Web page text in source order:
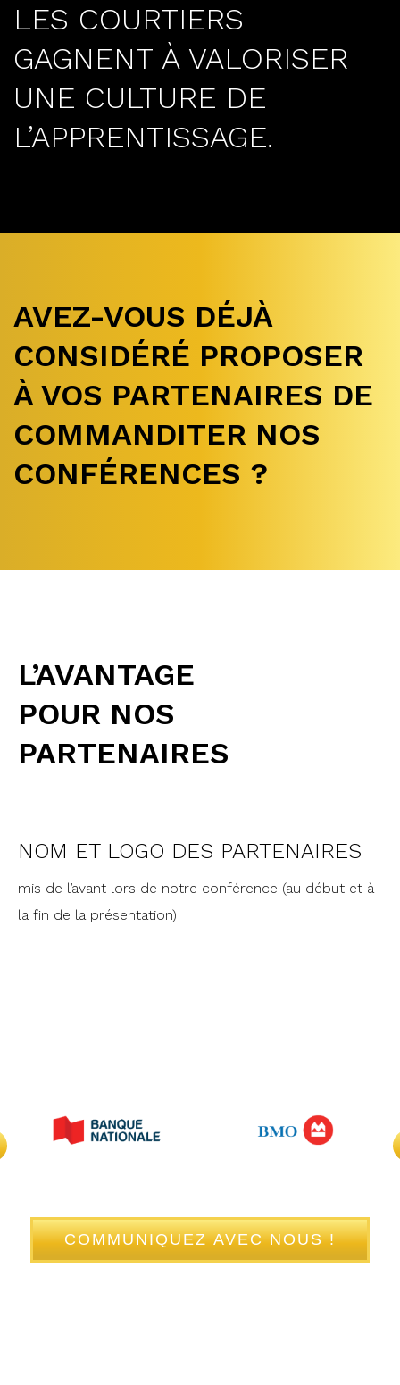
LES COURTIERS
GAGNENT À VALORISER
UNE CULTURE DE
L’APPRENTISSAGE.
AVEZ-VOUS DÉJÀ
CONSIDÉRÉ PROPOSER
À VOS PARTENAIRES DE
COMMANDITER NOS
CONFÉRENCES ?
L’AVANTAGE
POUR NOS
PARTENAIRES
NOM ET LOGO DES PARTENAIRES
mis de l’avant lors de notre conférence (au début et à
la fin de la présentation)
COMMUNIQUEZ AVEC NOUS !